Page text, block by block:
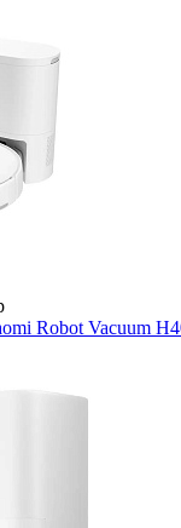
Robot Vacuum